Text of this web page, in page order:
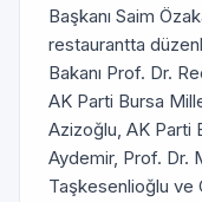
Başkanı Saim
restaurantta
Bakanı Prof. Dr.
AK Parti Bursa
Azizoğlu, AK Parti
Aydemir, Prof. Dr.
Taşkesenlioğlu ve